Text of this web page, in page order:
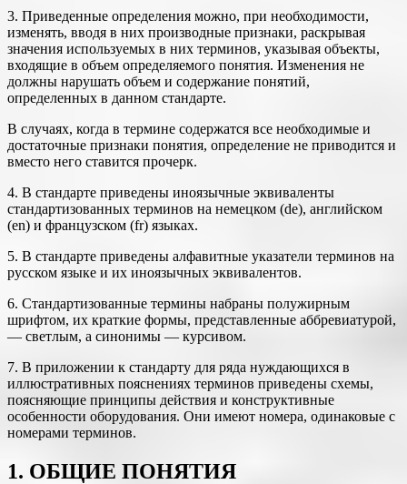
3. Приведенные определения можно, при необходимости,
изменять, вводя в них производные признаки, раскрывая
значения используемых в них терминов, указывая объекты,
входящие в объем определяемого понятия. Изменения не
должны нарушать объем и содержание понятий,
определенных в данном стандарте.
В случаях, когда в термине содержатся все необходимые и
достаточные признаки понятия, определение не приводится и
вместо него ставится прочерк.
4. В стандарте приведены иноязычные эквиваленты
стандартизованных терминов на немецком (de), английском
(en) и французском (fr) языках.
5. В стандарте приведены алфавитные указатели терминов на
русском языке и их иноязычных эквивалентов.
6. Стандартизованные термины набраны полужирным
шрифтом, их краткие формы, представленные аббревиатурой,
— светлым, а синонимы — курсивом.
7. В приложении к стандарту для ряда нуждающихся в
иллюстративных пояснениях терминов приведены схемы,
поясняющие принципы действия и конструктивные
особенности оборудования. Они имеют номера, одинаковые с
номерами терминов.
1. ОБЩИЕ ПОНЯТИЯ